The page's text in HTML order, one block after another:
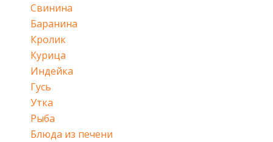
Свинина
Баранина
Кролик
Курица
Индейка
Гусь
Утка
Рыба
Блюда из печени